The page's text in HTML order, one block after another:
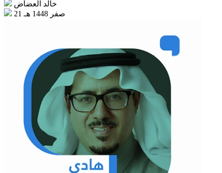
خالد العضاض
21 صفر 1448 هـ